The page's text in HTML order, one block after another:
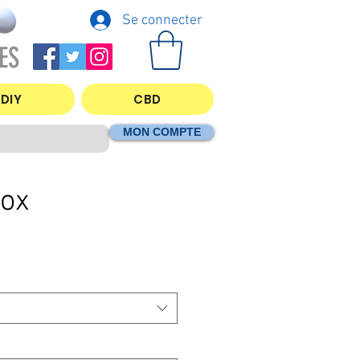
Se connecter
DIY CBD
MON COMPTE